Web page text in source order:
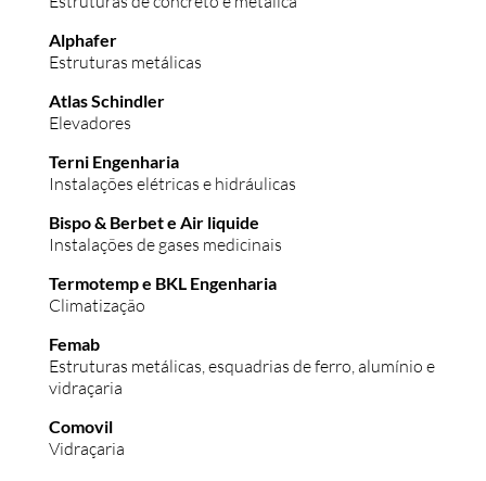
Alphafer
Estruturas metálicas
Atlas Schindler
Elevadores
Terni Engenharia
Instalações elétricas e hidráulicas
Bispo & Berbet e Air liquide
Instalações de gases medicinais
Termotemp e BKL Engenharia
Climatização
Femab
Estruturas metálicas, esquadrias de ferro, alumínio e
vidraçaria
Comovil
Vidraçaria